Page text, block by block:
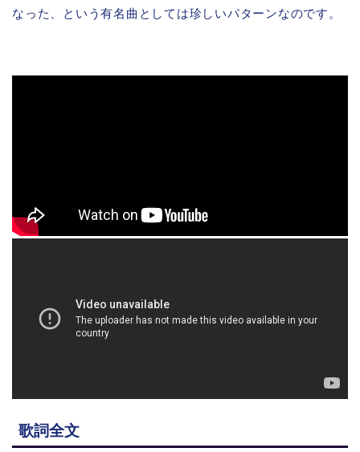
なった、という有名曲としては珍しいパターンなのです。
歌詞全文